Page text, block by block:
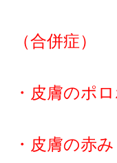
（合併症）
・皮膚のポ
・皮膚の赤み